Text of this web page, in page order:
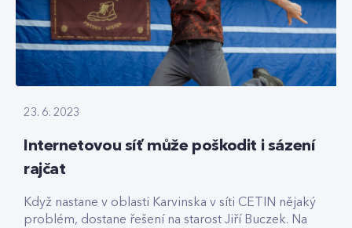
23. 6. 2023
Internetovou síť může poškodit i sázení
rajčat
Když nastane v oblasti Karvinska v síti CETIN nějaký
problém, dostane řešení na starost Jiří Buczek. Na